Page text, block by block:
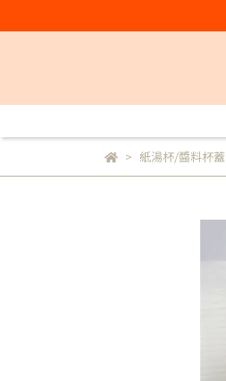
紙湯杯/醬料杯蓋